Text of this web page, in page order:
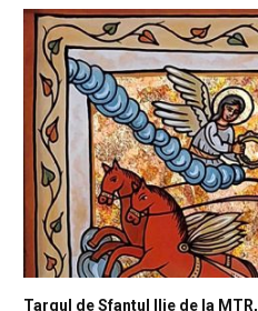
Targul de Sfantul Ilie de la